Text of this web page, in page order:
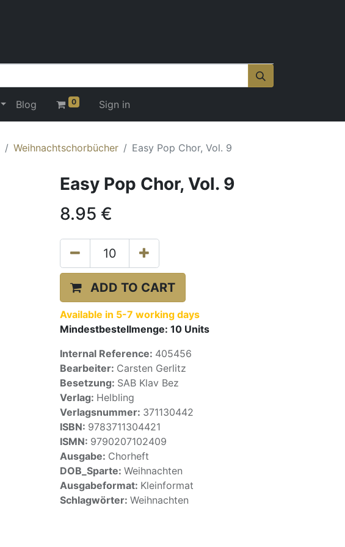
Blog 0 Sign in
Weihnachtschorbücher Easy Pop Chor, Vol. 9
Easy Pop Chor, Vol. 9
8.95 €
ADD TO CART
Available in 5-7 working days
Mindestbestellmenge: 10 Units
Internal Reference: 405456
Bearbeiter: Carsten Gerlitz
Besetzung: SAB Klav Bez
Verlag: Helbling
Verlagsnummer: 371130442
ISBN: 9783711304421
ISMN: 9790207102409
Ausgabe: Chorheft
DOB_Sparte: Weihnachten
Ausgabeformat: Kleinformat
Schlagwörter: Weihnachten